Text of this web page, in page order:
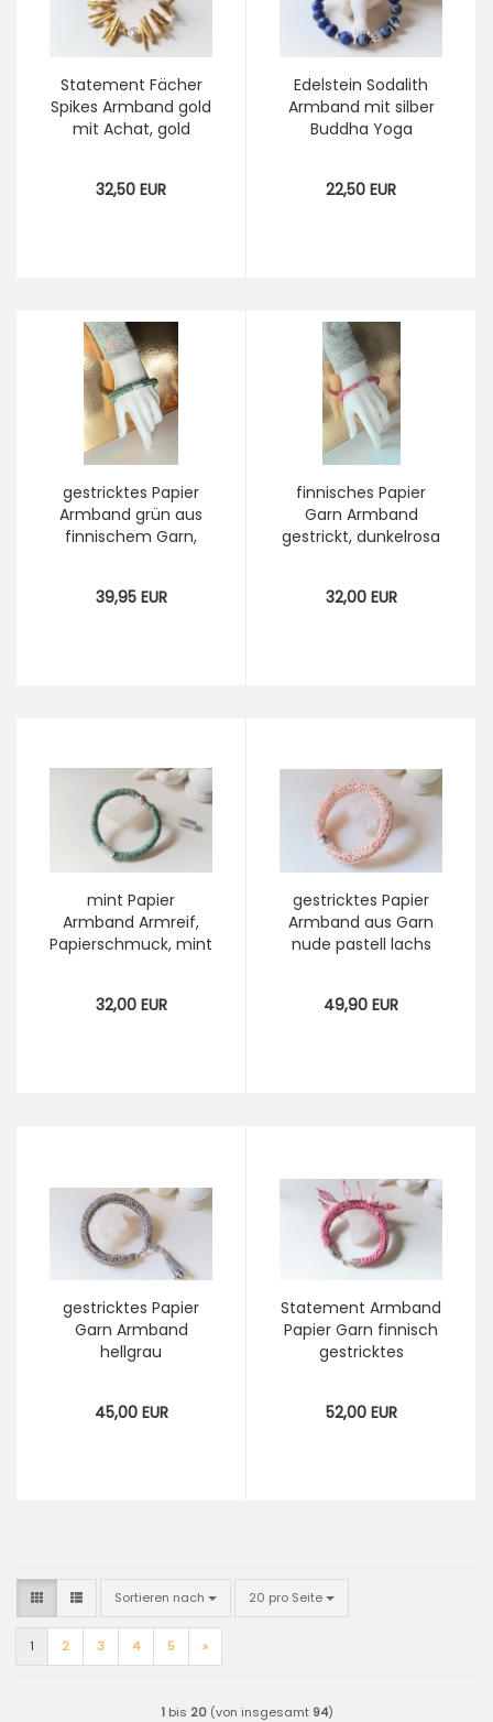
Statement Fächer
Spikes Armband gold
mit Achat, gold
Kaffeekapsel
32,50 EUR
Edelstein Sodalith
Armband mit silber
Buddha Yoga
spirituelles Geschenk
22,50 EUR
gestricktes Papier
Armband grün aus
finnischem Garn,
Papier Armreif
39,95 EUR
finnisches Papier
Garn Armband
gestrickt, dunkelrosa
Armreif
32,00 EUR
mint Papier
Armband Armreif,
Papierschmuck, mint
Armreif
32,00 EUR
gestricktes Papier
Armband aus Garn
nude pastell lachs
Papierschmuck
49,90 EUR
gestricktes Papier
Garn Armband
hellgrau
Armreif,
45,00 EUR
Statement Armband
Papier Garn finnisch
gestricktes
Papierschmuck
52,00 EUR
Sortieren nach
Sortieren nach 20 pro Seite
pro Seite
1 2 3 4 5 »
1bis 20(von insgesamt 94)